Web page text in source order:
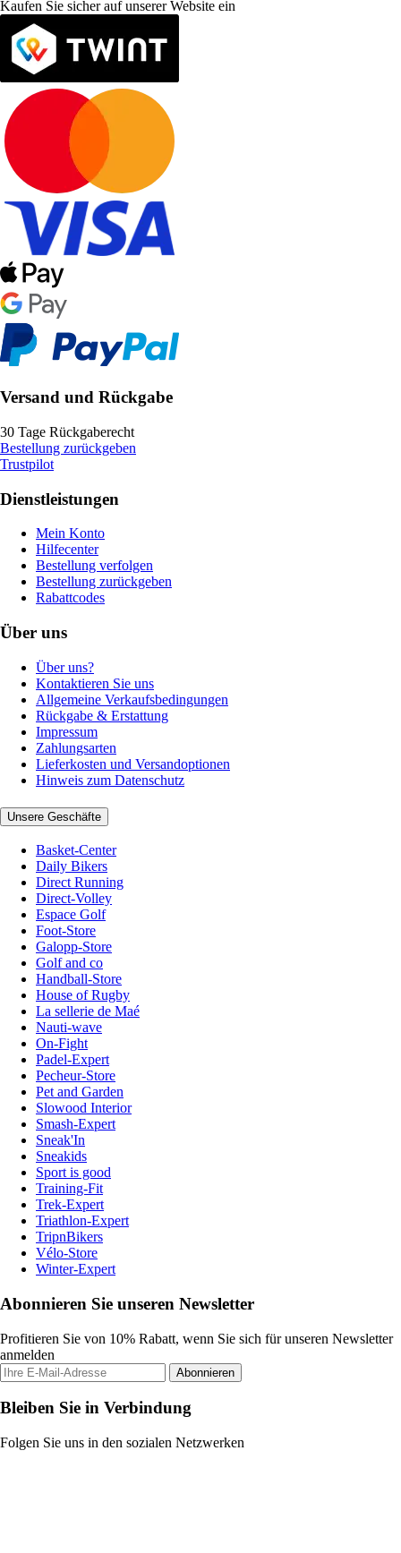
Kaufen Sie sicher auf unserer Website ein
Versand und Rückgabe
30 Tage Rückgaberecht
Bestellung zurückgeben
Trustpilot
Dienstleistungen
Mein Konto
Hilfecenter
Bestellung verfolgen
Bestellung zurückgeben
Rabattcodes
Über uns
Über uns?
Kontaktieren Sie uns
Allgemeine Verkaufsbedingungen
Rückgabe & Erstattung
Impressum
Zahlungsarten
Lieferkosten und Versandoptionen
Hinweis zum Datenschutz
Unsere Geschäfte
Basket-Center
Daily Bikers
Direct Running
Direct-Volley
Espace Golf
Foot-Store
Galopp-Store
Golf and co
Handball-Store
House of Rugby
La sellerie de Maé
Nauti-wave
On-Fight
Padel-Expert
Pecheur-Store
Pet and Garden
Slowood Interior
Smash-Expert
Sneak'In
Sneakids
Sport is good
Training-Fit
Trek-Expert
Triathlon-Expert
TripnBikers
Vélo-Store
Winter-Expert
Abonnieren Sie unseren Newsletter
Profitieren Sie von 10% Rabatt, wenn Sie sich für unseren Newsletter
anmelden
Abonnieren
Bleiben Sie in Verbindung
Folgen Sie uns in den sozialen Netzwerken